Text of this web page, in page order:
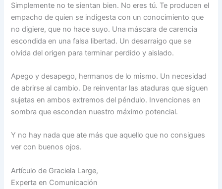
Simplemente no te sientan bien. No eres tú. Te producen el
empacho de quien se indigesta con un conocimiento que
no digiere, que no hace suyo. Una máscara de carencia
escondida en una falsa libertad. Un desarraigo que se
olvida del origen para terminar perdido y aislado.
Apego y desapego, hermanos de lo mismo. Un necesidad
de abrirse al cambio. De reinventar las ataduras que siguen
sujetas en ambos extremos del péndulo. Invenciones en
sombra que esconden nuestro máximo potencial.
Y no hay nada que ate más que aquello que no consigues
ver con buenos ojos.
Artículo de Graciela Large,
Experta en Comunicación